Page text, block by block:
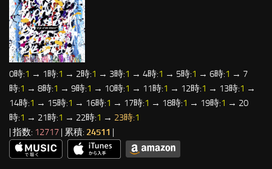
0時:1 → 1時:1 → 2時:1 → 3時:1 → 4時:1 → 5時:1 → 6時:1 → 7
時:1 → 8時:1 → 9時:1 → 10時:1 → 11時:1 → 12時:1 → 13時:1 →
14時:1 → 15時:1 → 16時:1 → 17時:1 → 18時:1 → 19時:1 → 20
時:1 → 21時:1 → 22時:1 → 23時:1
| 指数: 12717 | 累積: 24511 |